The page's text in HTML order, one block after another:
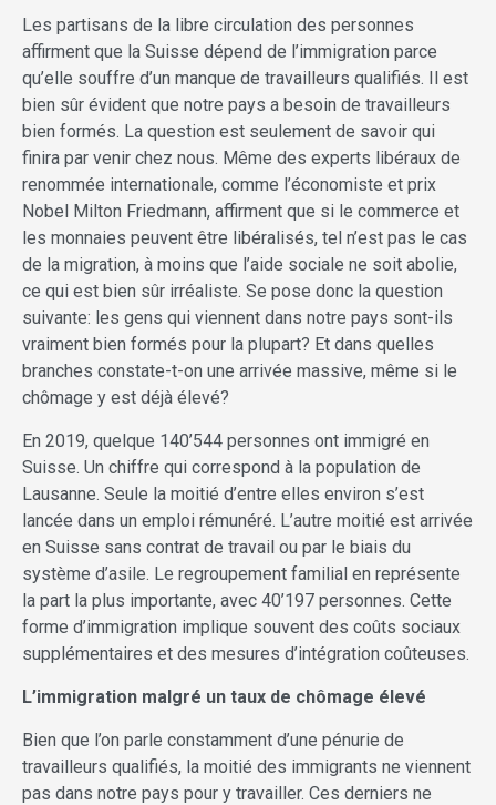
Les partisans de la libre circulation des personnes
affirment que la Suisse dépend de l’immigration parce
qu’elle souffre d’un manque de travailleurs qualifiés. Il est
bien sûr évident que notre pays a besoin de travailleurs
bien formés. La question est seulement de savoir qui
finira par venir chez nous. Même des experts libéraux de
renommée internationale, comme l’économiste et prix
Nobel Milton Friedmann, affirment que si le commerce et
les monnaies peuvent être libéralisés, tel n’est pas le cas
de la migration, à moins que l’aide sociale ne soit abolie,
ce qui est bien sûr irréaliste. Se pose donc la question
suivante: les gens qui viennent dans notre pays sont-ils
vraiment bien formés pour la plupart? Et dans quelles
branches constate-t-on une arrivée massive, même si le
chômage y est déjà élevé?
En 2019, quelque 140’544 personnes ont immigré en
Suisse. Un chiffre qui correspond à la population de
Lausanne. Seule la moitié d’entre elles environ s’est
lancée dans un emploi rémunéré. L’autre moitié est arrivée
en Suisse sans contrat de travail ou par le biais du
système d’asile. Le regroupement familial en représente
la part la plus importante, avec 40’197 personnes. Cette
forme d’immigration implique souvent des coûts sociaux
supplémentaires et des mesures d’intégration coûteuses.
L’immigration malgré un taux de chômage élevé
Bien que l’on parle constamment d’une pénurie de
travailleurs qualifiés, la moitié des immigrants ne viennent
pas dans notre pays pour y travailler. Ces derniers ne